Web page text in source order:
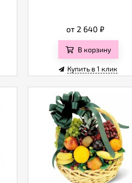
от 2 640 ₽
В корзину
Купить в 1 клик